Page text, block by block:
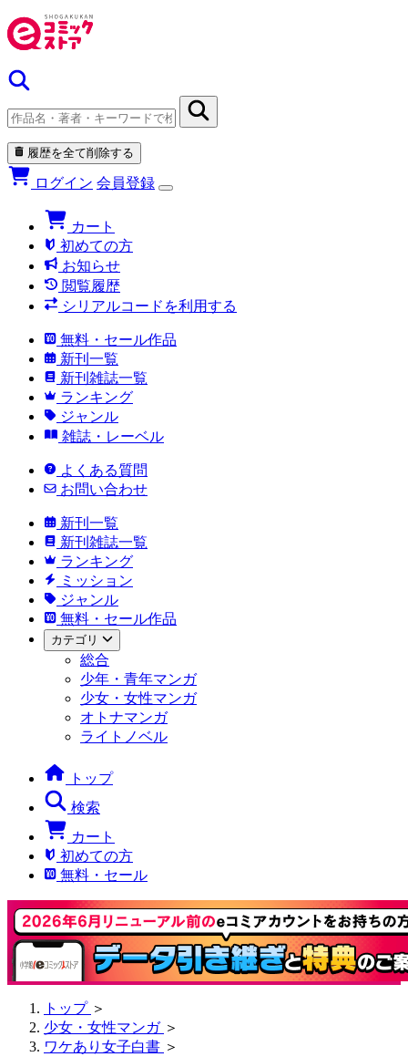
履歴を全て削除する
ログイン 会員登録
カート
初めての方
お知らせ
閲覧履歴
シリアルコードを利用する
無料・セール作品
新刊一覧
新刊雑誌一覧
ランキング
ジャンル
雑誌・レーベル
よくある質問
お問い合わせ
新刊一覧
新刊雑誌一覧
ランキング
ミッション
ジャンル
無料・セール作品
カテゴリ
総合
少年・青年マンガ
少女・女性マンガ
オトナマンガ
ライトノベル
トップ
検索
カート
初めての方
無料・セール
トップ ＞
少女・女性マンガ ＞
ワケあり女子白書 ＞